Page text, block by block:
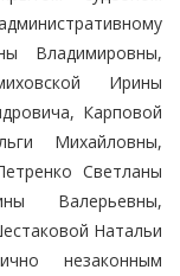
Владимировны,
Ирины
Карповой
Михайловны,
Светланы
Валерьевны,
Натальи
незаконным